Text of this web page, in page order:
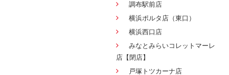
調布駅前店
横浜ポルタ店（東口）
横浜西口店
みなとみらいコレットマーレ
店【閉店】
戸塚トツカーナ店